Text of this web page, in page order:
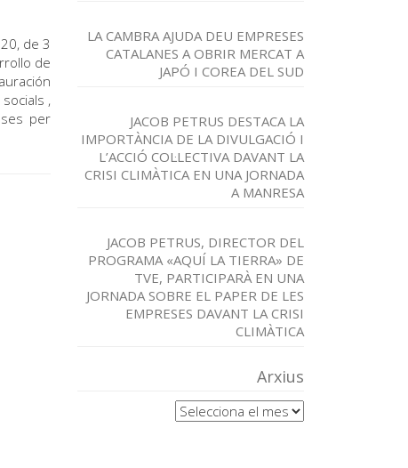
de 3
de
,
per
LA CAMBRA AJUDA DEU EMPRESES
CATALANES A OBRIR MERCAT A
JAPÓ I COREA DEL SUD
JACOB PETRUS DESTACA LA
IMPORTÀNCIA DE LA DIVULGACIÓ I
L’ACCIÓ COL·LECTIVA DAVANT LA
CRISI CLIMÀTICA EN UNA JORNADA
A MANRESA
JACOB PETRUS, DIRECTOR DEL
PROGRAMA «AQUÍ LA TIERRA» DE
TVE, PARTICIPARÀ EN UNA
JORNADA SOBRE EL PAPER DE LES
EMPRESES DAVANT LA CRISI
CLIMÀTICA
Arxius
Arxius